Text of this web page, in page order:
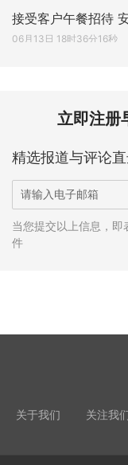
接受客户午餐招待
06月13日 18时36分16秒
立即注册
精选报道与评论
当您提交以上信息，
件
关于我们 关注我